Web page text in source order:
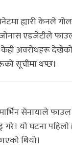
ह्यारी केनले
एडजेटीले
केही अवरोधहरू
सूचीमा थप्छ।
सेनायाले
गरे। यो घटना
थियो।